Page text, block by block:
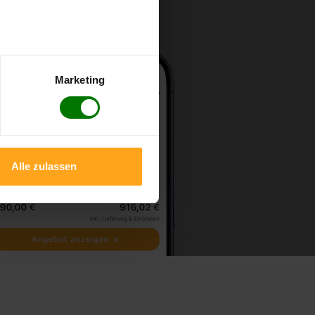
Marketing
Alle zulassen